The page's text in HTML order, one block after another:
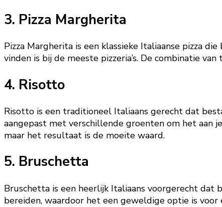
3. Pizza Margherita
Pizza Margherita is een klassieke Italiaanse pizza
vinden is bij de meeste pizzeria’s. De combinatie
4. Risotto
Risotto is een traditioneel Italiaans gerecht dat
aangepast met verschillende groenten om het aan
maar het resultaat is de moeite waard.
5. Bruschetta
Bruschetta is een heerlijk Italiaans voorgerecht
bereiden, waardoor het een geweldige optie is